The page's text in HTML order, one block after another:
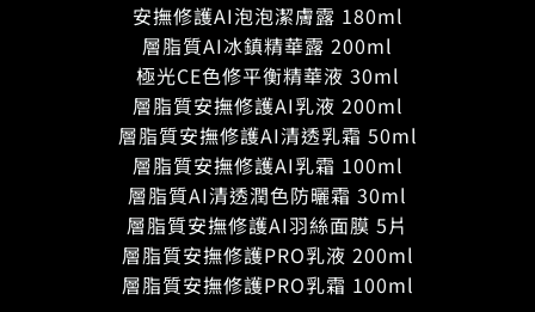
安撫修護AI泡泡潔膚露 180ml
層脂質AI冰鎮精華露 200ml
極光CE色修平衡精華液 30ml
層脂質安撫修護AI乳液 200ml
層脂質安撫修護AI清透乳霜 50ml
層脂質安撫修護AI乳霜 100ml
層脂質AI清透潤色防曬霜 30ml
層脂質安撫修護AI羽絲面膜 5片
層脂質安撫修護PRO乳液 200ml
層脂質安撫修護PRO乳霜 100ml